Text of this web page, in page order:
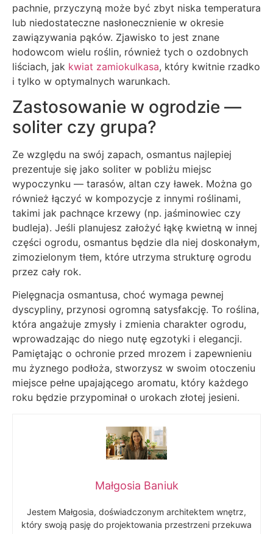
pachnie, przyczyną może być zbyt niska temperatura
lub niedostateczne nasłonecznienie w okresie
zawiązywania pąków. Zjawisko to jest znane
hodowcom wielu roślin, również tych o ozdobnych
liściach, jak kwiat zamiokulkasa, który kwitnie rzadko
i tylko w optymalnych warunkach.
Zastosowanie w ogrodzie —
soliter czy grupa?
Ze względu na swój zapach, osmantus najlepiej
prezentuje się jako soliter w pobliżu miejsc
wypoczynku — tarasów, altan czy ławek. Można go
również łączyć w kompozycje z innymi roślinami,
takimi jak pachnące krzewy (np. jaśminowiec czy
budleja). Jeśli planujesz założyć łąkę kwietną w innej
części ogrodu, osmantus będzie dla niej doskonałym,
zimozielonym tłem, które utrzyma strukturę ogrodu
przez cały rok.
Pielęgnacja osmantusa, choć wymaga pewnej
dyscypliny, przynosi ogromną satysfakcję. To roślina,
która angażuje zmysły i zmienia charakter ogrodu,
wprowadzając do niego nutę egzotyki i elegancji.
Pamiętając o ochronie przed mrozem i zapewnieniu
mu żyznego podłoża, stworzysz w swoim otoczeniu
miejsce pełne upajającego aromatu, który każdego
roku będzie przypominał o urokach złotej jesieni.
Małgosia Baniuk
Jestem Małgosia, doświadczonym architektem wnętrz,
który swoją pasję do projektowania przestrzeni przekuwa